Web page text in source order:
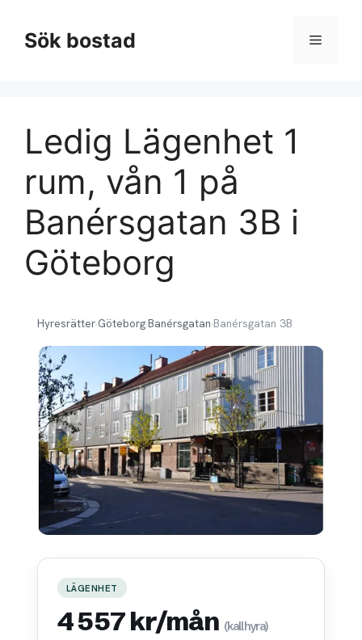
innehållSök bostad Meny
Ledig Lägenhet 1
rum, vån 1 på
Banérsgatan 3B i
Göteborg
Hyresrätter›Göteborg›Banérsgatan›Banérsgatan 3B
LÄGENHET
4 557 kr/mån (kallhyra)